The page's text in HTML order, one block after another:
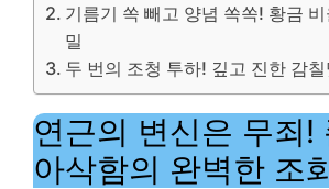
기름기 쏙 빼고 양념 쏙쏙! 황금
밀
두 번의 조청 투하! 깊고 진한 감
연근의 변신은 무죄!
아삭함의 완벽한 조